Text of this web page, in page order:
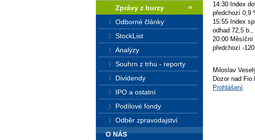
14:30 Index
předchozí 0,9
15:55 Index
odhad 72,5
20:00 Měsíční
předchozí -
Miloslav
Dozor nad
Prohlášení
Zprávy z burzy
Odborné články
StockList
Analýzy
Souhrn z trhu - reporty
Dividendy
IPO a ostatní
Podílové fondy
Odběr zpravodajství
O NÁS